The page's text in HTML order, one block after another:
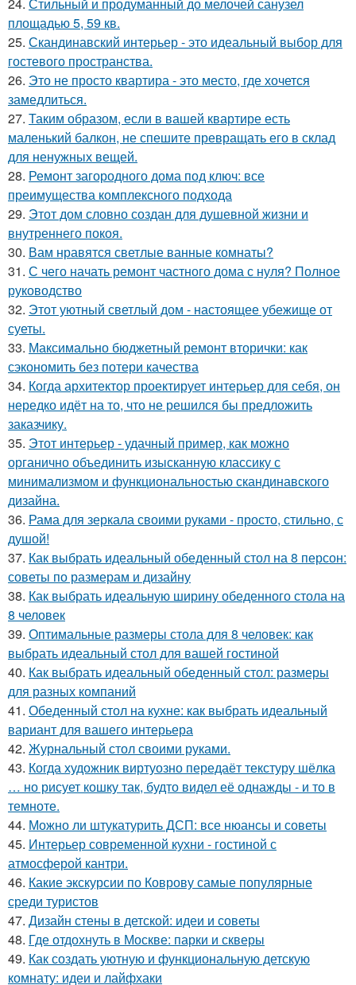
24. Стильный и продуманный до мелочей санузел
площадью 5, 59 кв.
25. Скандинавский интерьер - это идеальный выбор для
гостевого пространства.
26. Это не просто квартира - это место, где хочется
замедлиться.
27. Таким образом, если в вашей квартире есть
маленький балкон, не спешите превращать его в склад
для ненужных вещей.
28. Ремонт загородного дома под ключ: все
преимущества комплексного подхода
29. Этот дом словно создан для душевной жизни и
внутреннего покоя.
30. Вам нравятся светлые ванные комнаты?
31. С чего начать ремонт частного дома с нуля? Полное
руководство
32. Этот уютный светлый дом - настоящее убежище от
суеты.
33. Максимально бюджетный ремонт вторички: как
сэкономить без потери качества
34. Когда архитектор проектирует интерьер для себя, он
нередко идёт на то, что не решился бы предложить
заказчику.
35. Этот интерьер - удачный пример, как можно
органично объединить изысканную классику с
минимализмом и функциональностью скандинавского
дизайна.
36. Рама для зеркала своими руками - просто, стильно, с
душой!
37. Как выбрать идеальный обеденный стол на 8 персон:
советы по размерам и дизайну
38. Как выбрать идеальную ширину обеденного стола на
8 человек
39. Оптимальные размеры стола для 8 человек: как
выбрать идеальный стол для вашей гостиной
40. Как выбрать идеальный обеденный стол: размеры
для разных компаний
41. Обеденный стол на кухне: как выбрать идеальный
вариант для вашего интерьера
42. Журнальный стол своими руками.
43. Когда художник виртуозно передаёт текстуру шёлка
… но рисует кошку так, будто видел её однажды - и то в
темноте.
44. Можно ли штукатурить ДСП: все нюансы и советы
45. Интерьер современной кухни - гостиной с
атмосферой кантри.
46. Какие экскурсии по Коврову самые популярные
среди туристов
47. Дизайн стены в детской: идеи и советы
48. Где отдохнуть в Москве: парки и скверы
49. Как создать уютную и функциональную детскую
комнату: идеи и лайфхаки